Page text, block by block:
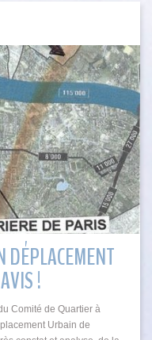
DÉPLACEMENT
!
Comité de Quartier à
Urbain de